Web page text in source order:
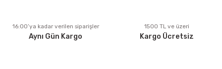
Ürün fiyatı diğer sitelerden daha pahalı.
Bu ürüne benzer farklı alternatifler olmalı.
16:00’ya kadar verilen siparişler
Aynı Gün Kargo
1500 TL ve üzeri
Kargo Ücretsiz